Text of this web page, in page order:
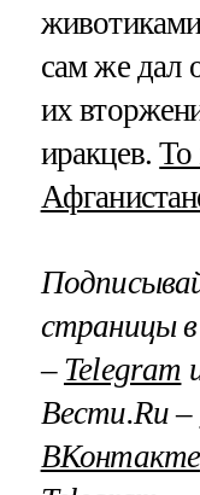
сам же дал
их
иракцев.То
страницы
– Telegram
Вести.Ru –
ВКонтакте